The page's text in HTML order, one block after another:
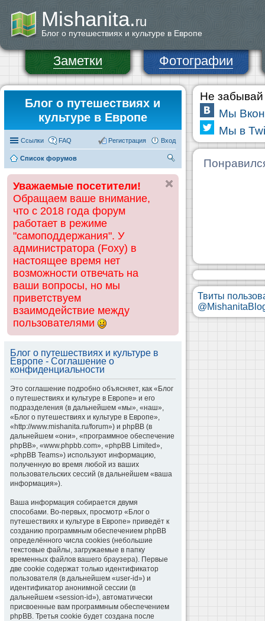
Mishanita.ru
Блог о путешествиях и культуре в Европе
Заметки Фотографии
Блог о путешествиях и
культуре в Европе
Ссылки FAQ Вход
Регистрация
Список форумов
ск
Уважаемые посетители!
Обращаем ваше внимание,
что с 2018 года форум
работает в режиме
"самоподдержания". У
администратора (Foxy) в
настоящее время нет
возможности отвечать на
ваши вопросы, но мы
приветствуем
взаимодействие между
пользователями
Блог о путешествиях и культуре в
Европе - Соглашение о
конфиденциальности
Это соглашение подробно объясняет, как «Блог
о путешествиях и культуре в Европе» и его
подразделения (в дальнейшем «мы», «наш»,
«Блог о путешествиях и культуре в Европе»,
«http://www.mishanita.ru/forum») и phpBB (в
дальнейшем «они», «программное обеспечение
phpBB», «www.phpbb.com», «phpBB Limited»,
«phpBB Teams») используют информацию,
полученную во время любой из ваших
пользовательских сессий (в дальнейшем «ваша
информация»).
Ваша информация собирается двумя
способами. Во-первых, просмотр «Блог о
путешествиях и культуре в Европе» приведёт к
созданию программным обеспечением phpBB
определённого числа cookies (небольшие
текстовые файлы, загружаемые в папку
временных файлов вашего браузера). Первые
две cookie содержат только идентификатор
пользователя (в дальнейшем «user-id») и
идентификатор анонимной сессии (в
дальнейшем «session-id»), автоматически
присвоенные вам программным обеспечением
phpBB. Третья cookie будет создана после
Не забывай
Мы
Мы в
Твиты